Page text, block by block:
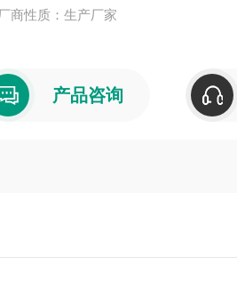
商性质：生产厂家
产品咨询